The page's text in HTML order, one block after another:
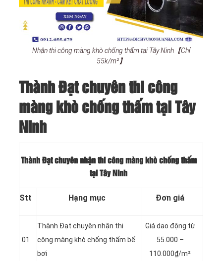
Nhận thi công màng khò chống thấm tại Tây Ninh【Chỉ
55k/m²】
Thành Đạt chuyên thi công
màng khò chống thấm tại Tây
Ninh
Thành Đạt chuyên nhận thi công màng khò chống thấm
tại Tây Ninh
Stt Hạng mục Đơn giá
01
Thành Đạt chuyên nhận thi
công màng khò chống thấm bể
bơi
Giá dao động từ
55.000 –
110.000₫/m²